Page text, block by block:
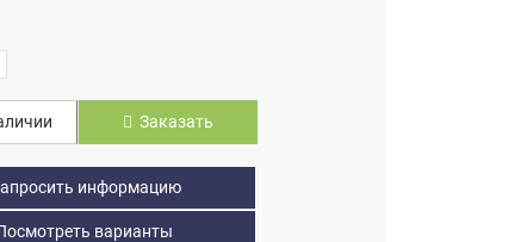
Заказать
информацию
варианты